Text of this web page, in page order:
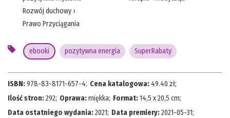
Rozwój duchowy ›
Prawo Przyciągania
ebooki pozytywna energia SuperRabaty
ISBN:978-83-8171-657-4; Cena katalogowa: 49.40 zł;
Ilość stron:292; Oprawa:miękka; Format:14,5 x 20,5 cm;
Data ostatniego wydania:2021; Data premiery:2021-05-31;